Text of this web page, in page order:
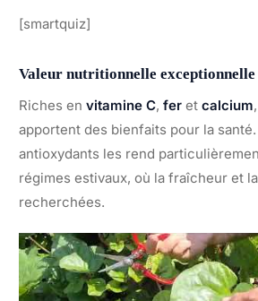
[smartquiz]
Valeur nutritionnelle exceptionnelle
Riches en vitamine C, fer et calcium
apportent des bienfaits pour la
antioxydants les rend
régimes estivaux, où la fraîcheur et
recherchées.